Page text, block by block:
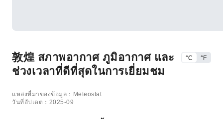
敦煌 สภาพอากาศ ภูมิอากาศ และ
ช่วงเวลาที่ดีที่สุดในการเยี่ยมชม
°C °F
แหล่งที่มาของข้อมูล：Meteostat
วันที่อัปเดต：2025-09